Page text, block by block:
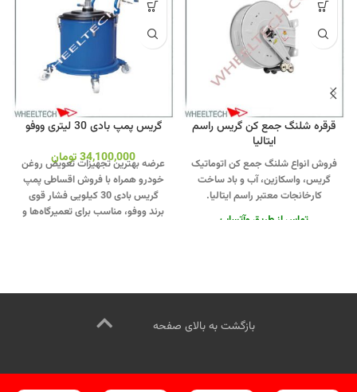
قرقره شلنگ جمع کن گریس راسم
ایتالیا
فروش انواع شلنگ جمع کن اتوماتیک
گریس، واسکازین، آب و باد ساخت
کارخانجات معتبر راسم ایتالیا.
تماس از طریق وآتساپ
گریس پمپ بادی 30 لیتری ووفو
34,100,000تومان
عرضه بهترین تجهیزات تعویض روغن
خودرو همراه با فروش اقساطی پمپ
گریس بادی 30 کیلویی فشار قوی
برند ووفو، مناسب برای تعمیرگاه‌ها و
تک کلیک کنید.
بازگشت به بالای صفحه